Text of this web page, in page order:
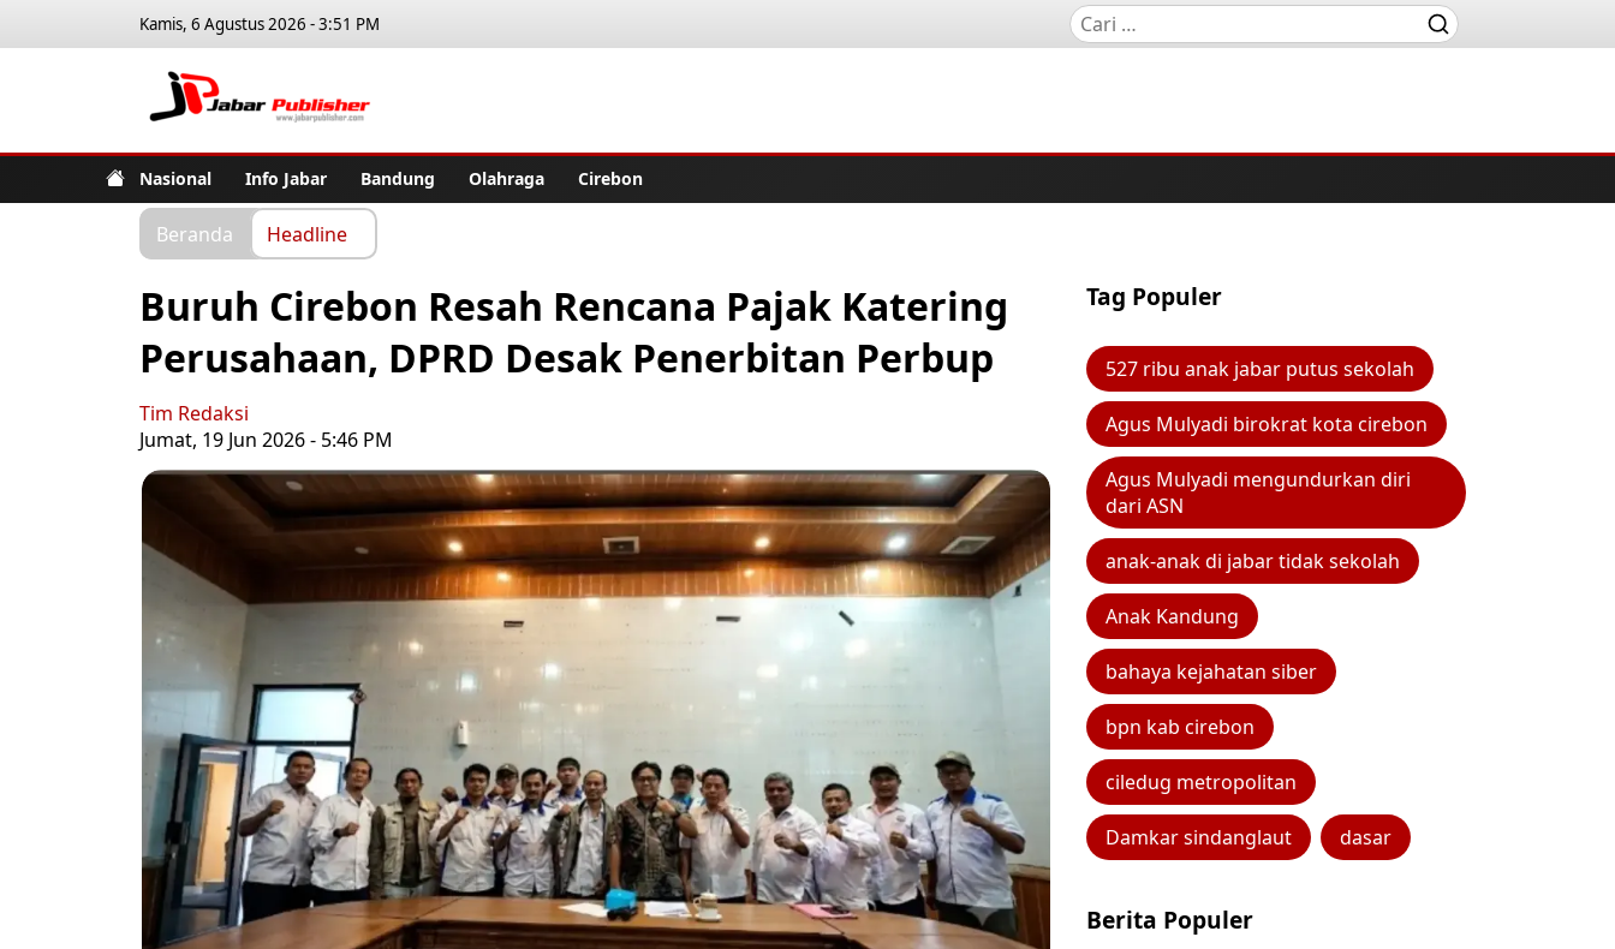
Kamis, 6 Agustus 2026 - 3:51 PM
Nasional Info Jabar Bandung Olahraga Cirebon
Beranda Headline
Buruh Cirebon Resah Rencana Pajak Katering
Perusahaan, DPRD Desak Penerbitan Perbup
Tim Redaksi
Jumat, 19 Jun 2026 - 5:46 PM
Tag Populer
527 ribu anak jabar putus sekolah
Agus Mulyadi birokrat kota cirebon
Agus Mulyadi mengundurkan diri
dari ASN
anak-anak di jabar tidak sekolah
Anak Kandung
bahaya kejahatan siber
bpn kab cirebon
ciledug metropolitan
Damkar sindanglaut dasar
Berita Populer